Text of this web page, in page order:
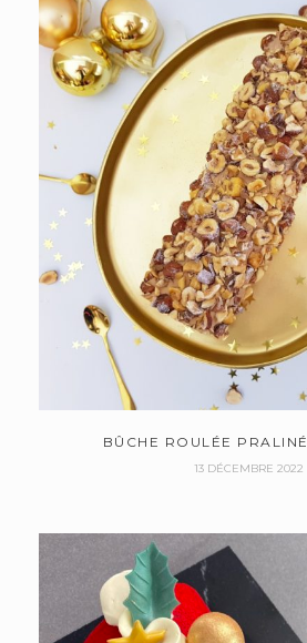
BÛCHE ROULÉE
13 DÉCEMBRE 2022